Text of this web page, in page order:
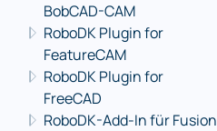
BobCAD-CAM
RoboDK Plugin for
FeatureCAM
RoboDK Plugin for
FreeCAD
RoboDK-Add-In für Fusion